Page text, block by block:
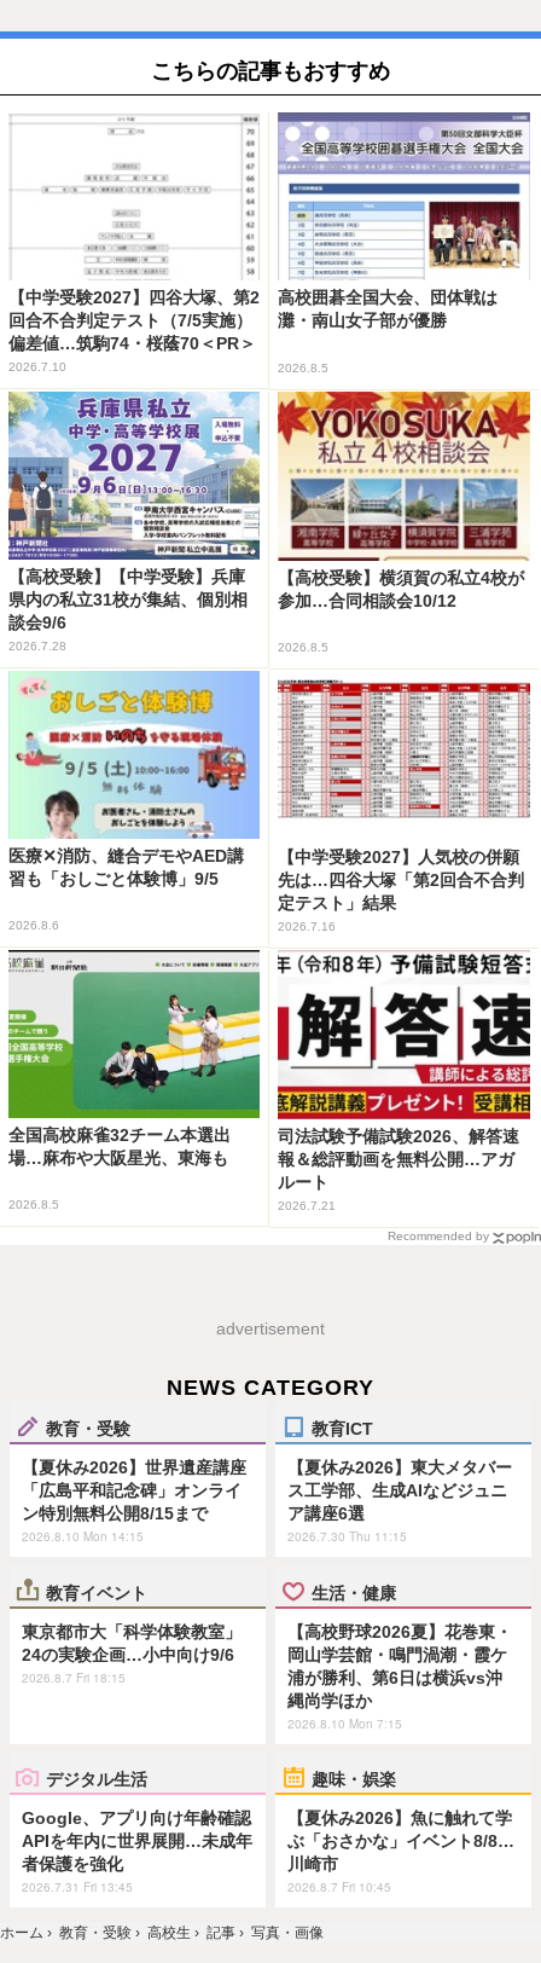
こちらの記事もおすすめ
【中学受験2027】四谷大塚、第2
回合不合判定テスト（7/5実施）
偏差値…筑駒74・桜蔭70＜PR＞
2026.7.10
高校囲碁全国大会、団体戦は
灘・南山女子部が優勝
2026.8.5
【高校受験】【中学受験】兵庫
県内の私立31校が集結、個別相
談会9/6
2026.7.28
【高校受験】横須賀の私立4校が
参加…合同相談会10/12
2026.8.5
医療✕消防、縫合デモやAED講
習も「おしごと体験博」9/5
2026.8.6
【中学受験2027】人気校の併願
先は…四谷大塚「第2回合不合判
定テスト」結果
2026.7.16
全国高校麻雀32チーム本選出
場…麻布や大阪星光、東海も
2026.8.5
司法試験予備試験2026、解答速
報＆総評動画を無料公開…アガ
ルート
2026.7.21
Recommended by
advertisement
NEWS CATEGORY
教育・受験
【夏休み2026】世界遺産講座
「広島平和記念碑」オンライ
ン特別無料公開8/15まで
2026.8.10 Mon 14:15
教育ICT
【夏休み2026】東大メタバー
ス工学部、生成AIなどジュニ
ア講座6選
2026.7.30 Thu 11:15
教育イベント
東京都市大「科学体験教室」
24の実験企画…小中向け9/6
2026.8.7 Fri 18:15
生活・健康
【高校野球2026夏】花巻東・
岡山学芸館・鳴門渦潮・霞ケ
浦が勝利、第6日は横浜vs沖
縄尚学ほか
2026.8.10 Mon 7:15
デジタル生活
Google、アプリ向け年齢確認
APIを年内に世界展開…未成年
者保護を強化
2026.7.31 Fri 13:45
趣味・娯楽
【夏休み2026】魚に触れて学
ぶ「おさかな」イベント8/8…
川崎市
2026.8.7 Fri 10:45
ホーム › 教育・受験 › 高校生 › 記事 › 写真・画像